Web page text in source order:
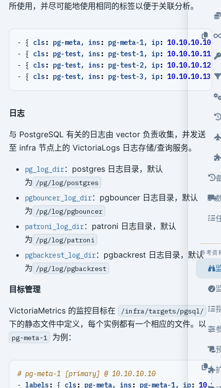
参考资
所使用，并尽可能地使用相同的标签以便于关联分析。
- { cls : pg-meta, ins : pg-meta-1, ip: 10.10.10.10
- { cls : pg-test, ins : pg-test-1, ip: 10.10.10.11
}
- { cls : pg-test, ins : pg-test-2, ip: 10.10.10.12
- { cls : pg-test, ins : pg-test-3, ip: 10.10.10.13 }
日志
与 PostgreSQL 有关的日志由 vector 负责收集，并发送
至 infra 节点上的 VictoriaLogs 日志存储/查询服务。
pg_log_dir：postgres 日志目录，默认
为 /pg/log/postgres
pgbouncer_log_dir：pgbouncer 日志目录，默认
为 /pg/log/pgbouncer
patroni_log_dir：patroni 日志目录，默认
为 /pg/log/patroni
pgbackrest_log_dir：pgbackrest 日志目录，默认
为 /pg/log/pgbackrest
目标管理
VictoriaMetrics 的监控目标在 /infra/targets/pgsql/
下的静态文件中定义，每个实例都有一个相应的文件。以
pg-meta-1 为例：
# pg-meta-1 [primary] @ 10.10.10.10
- labels : { cls : pg-meta, ins : pg-meta-1, ip: